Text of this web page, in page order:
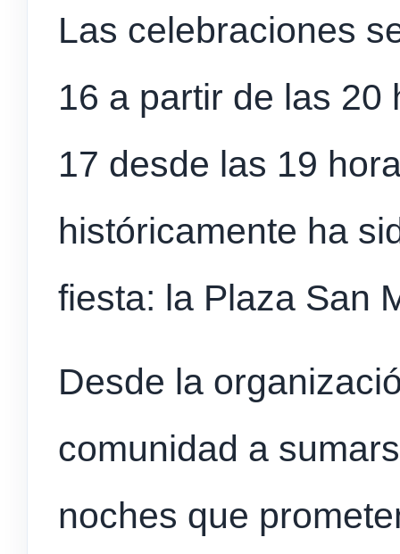
Las celebraciones
16 a partir de las 20
17 desde las 19
históricamente ha
fiesta: la Plaza San
Desde la
comunidad a
noches que